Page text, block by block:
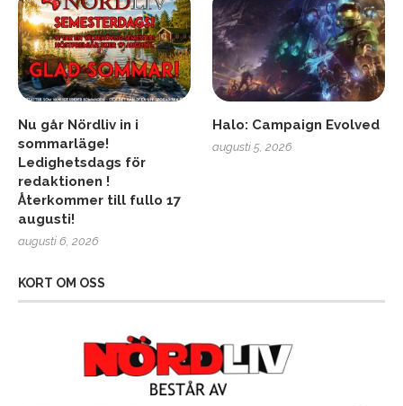
Nu går Nördliv in i
sommarläge!
Ledighetsdags för
redaktionen !
Återkommer till fullo 17
augusti!
augusti 6, 2026
Halo: Campaign Evolved
augusti 5, 2026
KORT OM OSS